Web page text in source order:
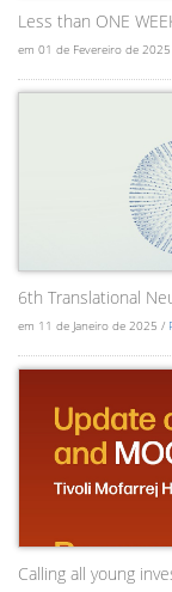
Less than ONE
em 01 de Fevereiro de
6th Translational
em 11 de Janeiro de 2025 /
Calling all young